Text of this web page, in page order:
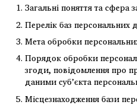
Загальні поняття та сфера
Перелік баз персональних
Мета обробки
Порядок обробки
згоди, повідомлення про
даними суб’єкта
Місцезнаходження бази